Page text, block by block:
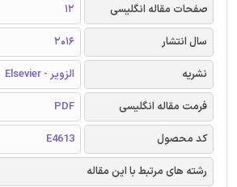
صفحات مقاله انگلیسی
12
سال انتشار
2016
نشریه
الزویر - Elsevier
فرمت مقاله انگلیسی
PDF
کد محصول
E4613
رشته های مرتبط با این مقاله